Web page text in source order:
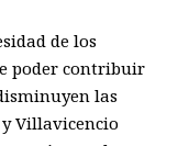
de los
poder contribuir
las
y Villavicencio